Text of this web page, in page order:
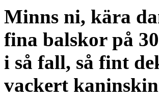
Minns ni, kära
fina balskor på
i så fall, så fint
vackert